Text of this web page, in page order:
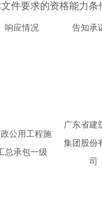
件要求的资格能力条
响应情况 告知承
公用工程施
总承包一级
广东省建
集团股份
司